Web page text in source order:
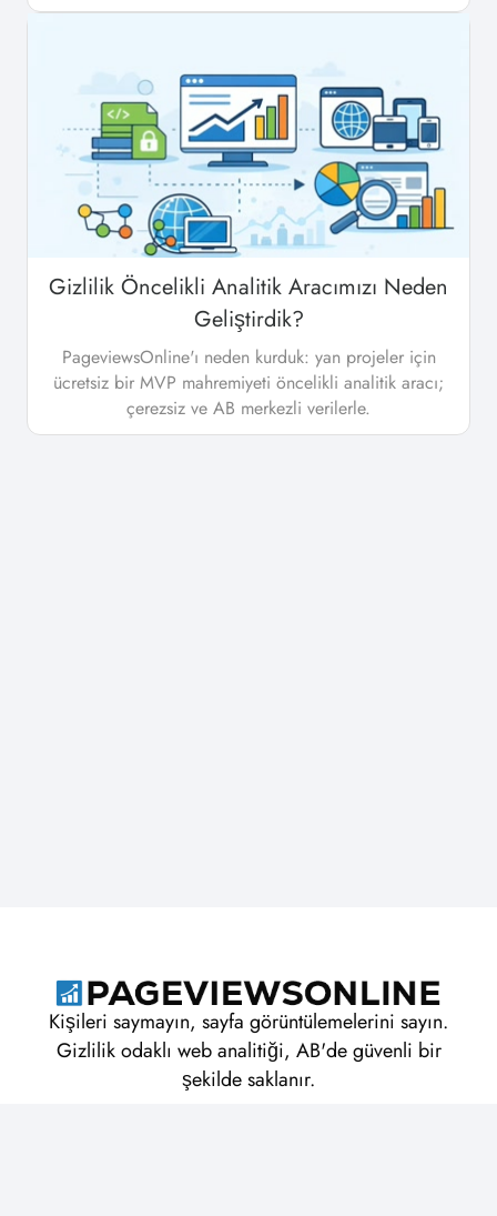
Gizlilik Öncelikli Analitik Aracımızı Neden
Geliştirdik?
PageviewsOnline'ı neden kurduk: yan projeler için
ücretsiz bir MVP mahremiyeti öncelikli analitik aracı;
çerezsiz ve AB merkezli verilerle.
Kişileri saymayın, sayfa görüntülemelerini sayın.
Gizlilik odaklı web analitiği, AB'de güvenli bir
şekilde saklanır.